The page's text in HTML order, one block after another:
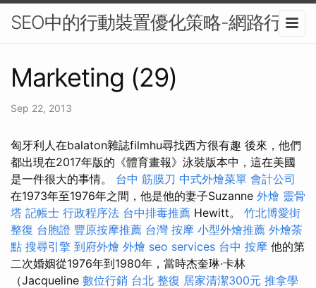
SEO中的行動裝置優化策略-網路行銷
Marketing (29)
Sep 22, 2013
匈牙利人在balaton雜誌filmhu尋找西方很有趣 後來，他們
都出現在2017年版的《體育畫報》泳裝版本中，這在美國
是一件很大的事情。 台中 筋膜刀 中式外燴菜單 會計公司
在1973年至1976年之間，他是他的妻子Suzanne 外燴 靈骨
塔 記帳士 行政程序法 台中排毒推薦 Hewitt。 竹北博愛街
整復 台胞證 豐原按摩推薦 台灣 按摩 小型外燴推薦 外燴茶
點 搜尋引擎 到府外燴 外燴 seo services 台中 按摩 他的第
二次婚姻從1976年到1980年，當時杰奎琳·卡林
（Jacqueline 數位行銷 台北 整復 居家清潔300元 推拿學